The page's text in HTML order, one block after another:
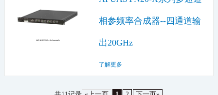
相参频率合成器--四通道输
出20GHz
了解更多